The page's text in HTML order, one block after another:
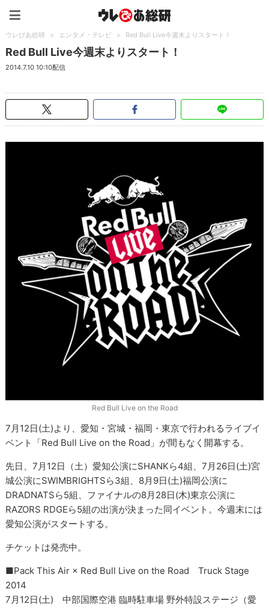
ウレぴあ総研 > エンタメ・テレビ > Red Bull Live今週末よりスタート！
Red Bull Live今週末よりスタート！
2014.7.10 10:10配信
Red Bull Live on the Road
7月12日(土)より、愛知・宮城・福岡・東京で行われるライブイ
ベント「Red Bull Live on the Road」が間もなく開幕する。
先日、7月12日（土）愛知公演にSHANKら4組、7月26日(土)宮
城公演にSWIMBRIGHTSら3組、8月9日(土)福岡公演に
DRADNATSら5組、ファイナルの8月28日(木)東京公演に
RAZORS RDGEら5組の出演が決まった同イベント。今週末には
愛知公演がスタートする。
チケットは発売中。
■Pack This Air × Red Bull Live on the Road Truck Stage
2014
7月12日(土) 中部国際空港 臨時駐車場 野外特設ステージ（愛